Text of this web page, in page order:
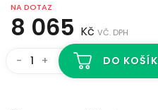
NA DOTAZ
8 065 Kč VČ. DPH
- + DO